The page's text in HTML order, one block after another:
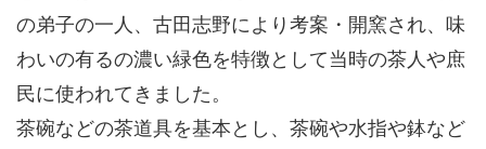
の弟子の一人、古田志野により考案・開窯され、味
わいの有るの濃い緑色を特徴として当時の茶人や庶
民に使われてきました。
茶碗などの茶道具を基本とし、茶碗や水指や鉢など